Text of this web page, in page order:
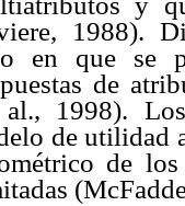
1988).
en que se
de
1998).
de utilidad
de